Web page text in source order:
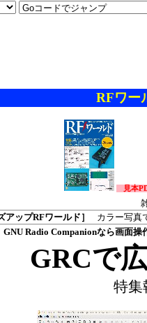
RFワー
見本
アップRFワールド］
カラー写真
GNU Radio Companionなら画面操
GRCで
特集